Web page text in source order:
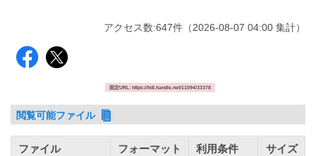
アクセス数:647件 （2026-08-07 04:00 集計）
固定URL: https://hdl.handle.net/11094/33378
閲覧可能ファイル
ファイル フォーマット 利用条件 サイズ